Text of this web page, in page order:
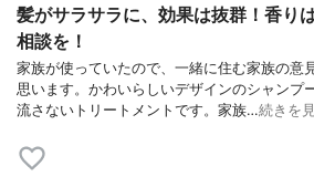
髪がサラサラに、効果は抜群！香り
相談を！
家族が使っていたので、一緒に住む家族の意
思います。かわいらしいデザインのシャンプ
流さないトリートメントです。家族…続きを